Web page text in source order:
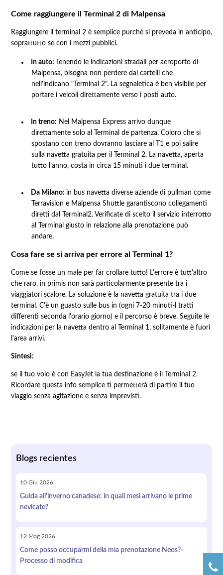
Come raggiungere il Terminal 2 di Malpensa
Raggiungere il terminal 2 è semplice purché si preveda in anticipo,
soprattutto se con i mezzi pubblici.
In auto:
Tenendo le indicazioni stradali per aeroporto di
Malpensa, bisogna non perdere dai cartelli che
nell'indicano "Terminal 2". La segnaletica è ben visibile per
portare i veicoli direttamente verso i posti auto.
In treno: Nel Malpensa Express arrivo dunque
direttamente solo al Terminal de partenza. Coloro che si
spostano con treno dovranno lasciare al T1 e poi salire
sulla navetta gratuita per il Terminal 2. La navetta, aperta
tutto l’anno, costa in circa 15 minuti i due terminal.
Da Milano: in bus navetta diverse aziende di pullman come
Terravision e Malpensa Shuttle garantiscono collegamenti
diretti dal Terminal2. Verificate di scelto il servizio interrotto
al Terminal giusto in relazione alla prenotazione può
andare.
Cosa fare se si arriva per errore al Terminal 1?
Come se fosse un male per far crollare tutto! L'errore è tutt'altro
che raro, in primis non sarà particolarmente presente tra i
viaggiatori scalore. La soluzione è la navetta gratuita tra i due
terminal. C'è un guasto sulle bus in (ogni 7-20 minuti-l tratti
differenti seconda l'orario giorno) e il percorso è breve. Seguite le
indicazioni per la navetta dentro al Terminal 1, solitamente è fuori
l'area arrivi.
Sintesi:
se il tuo volo è con EasyJet la tua destinazione è il Terminal 2.
Ricordare questa info semplice ti permetterà di partire il tuo
viaggio senza agitazione e senza imprevisti.
Blogs recientes
10 Giu 2026
Guida all'inverno canadese: in quali mesi arrivano le prime
nevicate?
12 Mag 2026
Come posso occuparmi della mia prenotazione Neos?-
Processo di modifica